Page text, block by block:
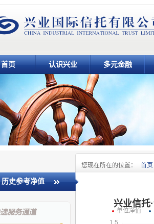
首页 认识兴业 多元金融
您现在所在的位置： 首页
历史参考净值